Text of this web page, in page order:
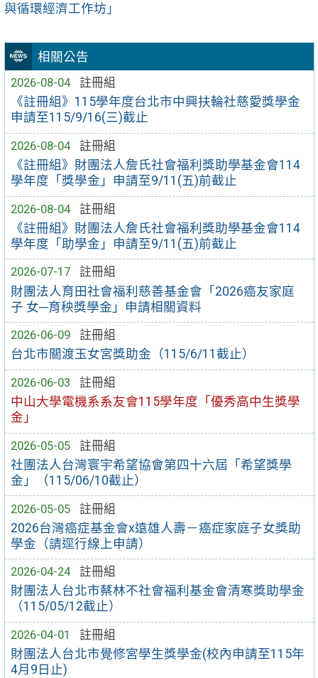
相關公告
2026-08-04
註冊組
《註冊組》115學年度台北市中興扶輪社慈愛獎學金
申請至115/9/16(三)截止
2026-08-04
註冊組
《註冊組》財團法人詹氏社會福利獎助學基金會114
學年度「獎學金」申請至9/11(五)前截止
2026-08-04
註冊組
《註冊組》財團法人詹氏社會福利獎助學基金會114
學年度「助學金」申請至9/11(五)前截止
2026-07-17
註冊組
財團法人育田社會福利慈善基金會「2026癌友家庭
子 女─育秧獎學金」申請相關資料
2026-06-09
註冊組
台北市關渡玉女宮獎助金（115/6/11截止）
2026-06-03
註冊組
中山大學電機系系友會115學年度「優秀高中生獎學
金」
2026-05-05
註冊組
社團法人台灣寰宇希望協會第四十六屆「希望獎學
金」（115/06/10截止）
2026-05-05
註冊組
2026台灣癌症基金會x遠雄人壽－癌症家庭子女獎助
學金（請逕行線上申請）
2026-04-24
註冊組
財團法人台北市蔡林不社會福利基金會清寒獎助學金
（115/05/12截止）
2026-04-01
註冊組
財團法人台北市覺修宮學生獎學金(校內申請至115年
4月9日止)
與循環經濟工作坊」